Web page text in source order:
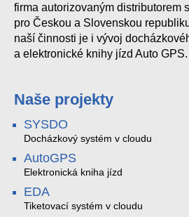
firma autorizovaným distributorem
pro Českou a Slovenskou
naší činnosti je i vývoj
a elektronické knihy jízd Auto GPS.
Naše projekty
SYSDO
Docházkový systém v cloudu
AutoGPS
Elektronická kniha jízd
EDA
Tiketovací systém v cloudu